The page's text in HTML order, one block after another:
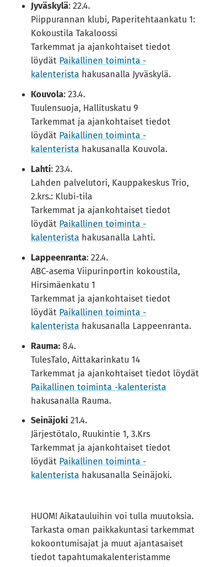
Jyväskylä: 22.4.
Piippurannan klubi, Paperitehtaankatu 1:
Kokoustila Takaloossi
Tarkemmat ja ajankohtaiset tiedot
löydät Pai­kal­li­nen toi­min­ta -​​
kalenterista hakusanalla Jyväskylä.
Kouvola: 23.4.
Tuulensuoja, Hallituskatu 9
Tarkemmat ja ajankohtaiset tiedot
löydät Pai­kal­li­nen toi­min­ta -​​
kalenterista hakusanalla Kouvola.
Lahti: 23.4.
Lahden palvelutori, Kauppakeskus Trio,
2.krs.: Klubi-tila
Tarkemmat ja ajankohtaiset tiedot
löydät Pai­kal­li­nen toi­min­ta -​​
kalenterista hakusanalla Lahti.
Lappeenranta: 22.4.
ABC-asema Viipurinportin kokoustila,
Hirsimäenkatu 1
Tarkemmat ja ajankohtaiset tiedot
löydät Pai­kal­li­nen toi­min­ta -​​
kalenterista hakusanalla Lappeenranta.
Rauma: 8.4.
TulesTalo, Aittakarinkatu 14
Tarkemmat ja ajankohtaiset tiedot löydät
Pai­kal­li­nen toi­min­ta -​kalenterista
hakusanalla Rauma.
Seinäjoki 21.4.
Järjestötalo, Ruukintie 1, 3.Krs
Tarkemmat ja ajankohtaiset tiedot
löydät Pai­kal­li­nen toi­min­ta -​​
kalenterista hakusanalla Seinäjoki.
HUOM! Aikatauluihin voi tulla muutoksia.
Tarkasta oman paikkakuntasi tarkemmat
kokoontumisajat ja muut ajantasaiset
tiedot tapahtumakalenteristamme